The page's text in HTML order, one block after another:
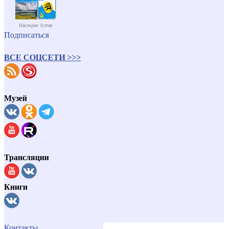
Наследие Алтая
Подписаться
ВСЕ СОЦСЕТИ >>>
Музей
Трансляции
Книги